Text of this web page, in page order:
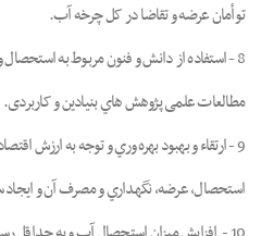
ﺗﻮأﻣﺎن ﻋﺮﺿﻪ و ﺗﻘﺎﺿﺎ در ﮐﻞ ﭼﺮﺧﻪ آب.
8 - اﺳﺘﻔﺎده از داﻧﺶ و ﻓﻨﻮن ﻣﺮﺑﻮط ﺑﻪ
ﻣﻄﺎﻟﻌﺎت ﻋﻠﻤﯽ ﭘﮋوﻫﺶ ﻫﺎي ﺑﻨﯿﺎدﯾﻦ و ﮐﺎرﺑﺮدی.
9 - ارﺗﻘﺎء و ﺑﻬﺒﻮد ﺑﻬﺮه وري و ﺗﻮﺟﻪ ﺑﻪ ارزش
اﺳﺘﺤﺼﺎل، ﻋﺮﺿﻪ، ﻧﮕﻬﺪاري و ﻣﺼﺮف آن و اﯾﺠﺎد